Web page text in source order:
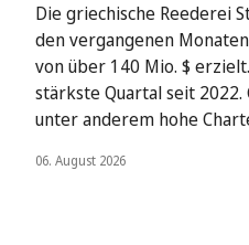
Die griechische Reederei
den vergangenen
von über 140 Mio. $
stärkste Quartal seit 2022.
unter anderem hohe
06. August 2026